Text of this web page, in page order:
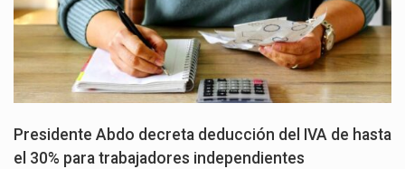
Presidente Abdo decreta deducción del IVA de hasta
el 30% para trabajadores independientes